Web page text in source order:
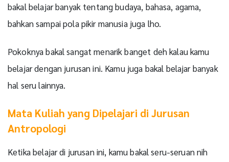
bakal belajar banyak tentang budaya, bahasa, agama,
bahkan sampai pola pikir manusia juga lho.
Pokoknya bakal sangat menarik banget deh kalau kamu
belajar dengan jurusan ini. Kamu juga bakal belajar banyak
hal seru lainnya.
Mata Kuliah yang Dipelajari di Jurusan
Antropologi
Ketika belajar di jurusan ini, kamu bakal seru-seruan nih